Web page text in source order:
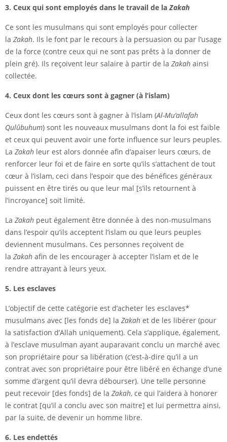
3. Ceux qui sont employés dans le travail de laZakah
Ce sont les musulmans qui sont employés pour collecter
la Zakah. Ils le font par le recours à la persuasion ou par l’usage
de la force (contre ceux qui ne sont pas prêts à la donner de
plein gré). Ils reçoivent leur salaire à partir de la Zakah ainsi
collectée.
4. Ceux dont les cœurs sont à gagner (à l’islam)
Ceux dont les cœurs sont à gagner à l’islam (Al-Mu’allafah
Qulûbuhum) sont les nouveaux musulmans dont la foi est faible
et ceux qui peuvent avoir une forte influence sur leurs peuples.
La Zakah leur est alors donnée afin d’apaiser leurs cœurs, de
renforcer leur foi et de faire en sorte qu’ils s’attachent de tout
cœur à l’islam, ceci dans l’espoir que des bénéfices généraux
puissent en être tirés ou que leur mal [s’ils retournent à
l’incroyance] soit limité.
La Zakah peut également être donnée à des non-musulmans
dans l’espoir qu’ils acceptent l’islam ou que leurs peuples
deviennent musulmans. Ces personnes reçoivent de
la Zakah afin de les encourager à accepter l’islam et de le
rendre attrayant à leurs yeux.
5. Les esclaves
L’objectif de cette catégorie est d’acheter les esclaves*
musulmans avec [les fonds de] la Zakah et de les libérer (pour
la satisfaction d’Allah uniquement). Cela s’applique, également,
à l’esclave musulman ayant auparavant conclu un marché avec
son propriétaire pour sa libération (c’est-à-dire qu’il a un
contrat avec son propriétaire pour être libéré en échange d’une
somme d’argent qu’il devra débourser). Une telle personne
peut recevoir [des fonds] de la Zakah, ce qui l’aidera à honorer
le contrat [qu’il a conclu avec son maitre] et lui permettra ainsi,
par la suite, de devenir un homme libre.
6. Les endettés